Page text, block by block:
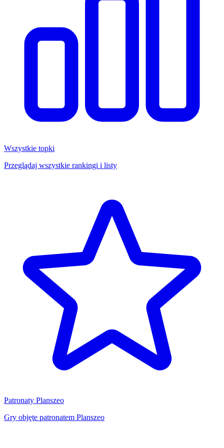
Wszystkie topki
Przeglądaj wszystkie rankingi i listy
Patronaty Planszeo
Gry objęte patronatem Planszeo